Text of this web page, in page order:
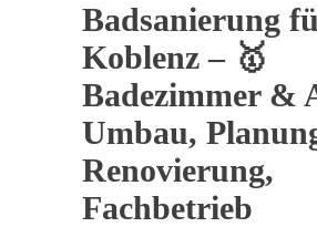
Badsanierung
Koblenz – 🥇
Badezimmer &
Umbau,
Renovierung,
Fachbetrieb